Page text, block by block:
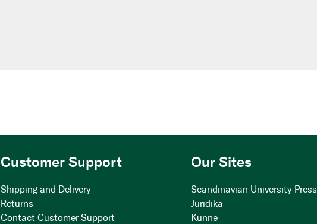
Customer Support
Shipping and Delivery
Returns
Contact Customer Support
Our Sites
Scandinavian University Press
Juridika
Kunne